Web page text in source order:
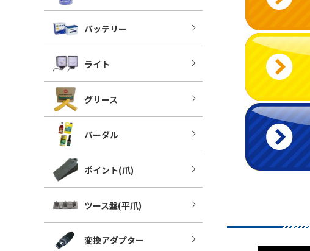
バッテリー
ライト
グリース
バーダル
ポイント(爪)
ツース盤(平爪)
変換アダプター